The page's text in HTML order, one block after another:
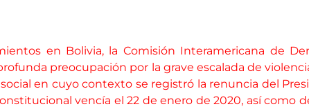
en Bolivia, la Comisión Interamericana de
preocupación por la grave escalada de
en cuyo contexto se registró la renuncia del
vencía el 22 de enero de 2020, así como